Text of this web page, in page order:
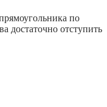
по
достаточно отступить